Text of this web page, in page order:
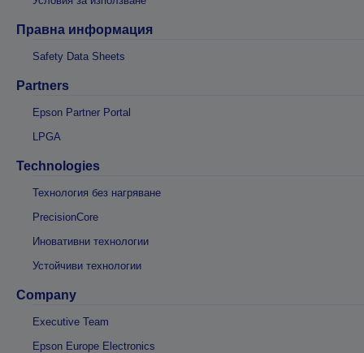
Правна информация
Safety Data Sheets
Partners
Epson Partner Portal
LPGA
Technologies
Технология без нагряване
PrecisionCore
Иновативни технологии
Устойчиви технологии
Company
Executive Team
Epson Europe Electronics